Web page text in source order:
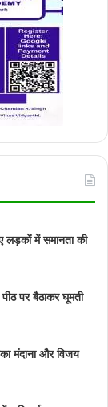
लड़कों में समानता की
पीठ पर बैठाकर घूमती
मंदाना और विजय